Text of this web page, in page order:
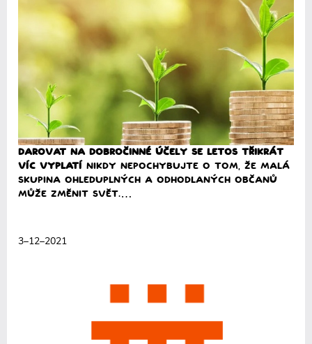
Darovat na dobročinné účely se letos třikrát
víc vyplatí Nikdy nepochybujte o tom, že malá
skupina ohleduplných a odhodlaných občanů
může změnit svět.…
3–12–2021